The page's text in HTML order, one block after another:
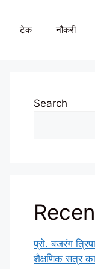
टेक नौकरी
Search
प्रो. बजरंग
शैक्षणिक सत्र